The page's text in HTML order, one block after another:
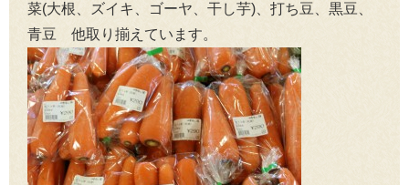
菜(大根、ズイキ、ゴーヤ、干し芋)、打ち豆、黒豆、
青豆 他取り揃えています。